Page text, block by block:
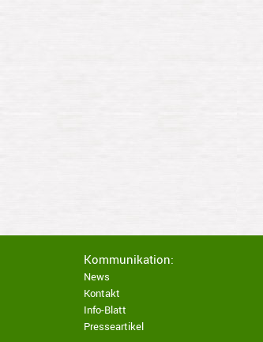
Kommunikation:
News
Kontakt
Info-Blatt
Presseartikel